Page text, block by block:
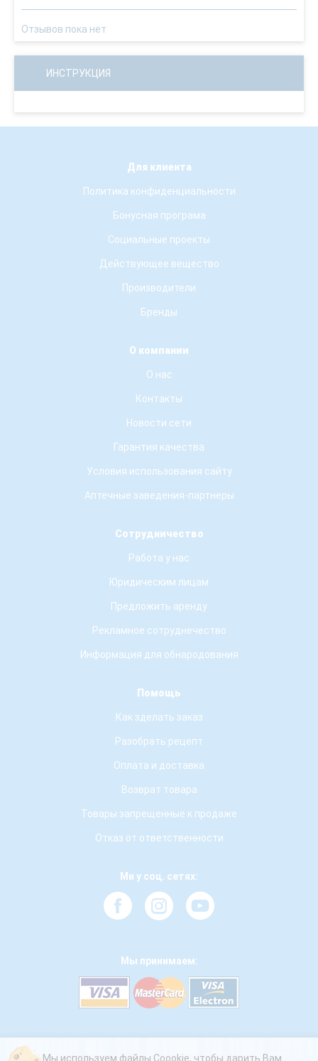
Отзывов пока нет
ИНСТРУКЦИЯ
Для клиента
Политика конфиденциальности
Бонусная програма
Социальные проекты
Действующее вещество
Производители
Бренды
О компании
О нас
Контакты
Новости сети
Гарантия качества
Условия использования сайту
Аптечные заведения-партнеры
Сотрудничество
Работа у нас
Юридическим лицам
Предложить аренду
Рекламное сотруднечество
Информация для обнародования
Помощь
Как зделать заказ
Разобрать рецепт
Оплата и доставка
Возврат товара
Товары запрещенные к продаже
Отказ от ответственности
Ми у соц. сетях:
Мы принимаем:
Мы используем файлы Coookie, чтобы дарить Вам